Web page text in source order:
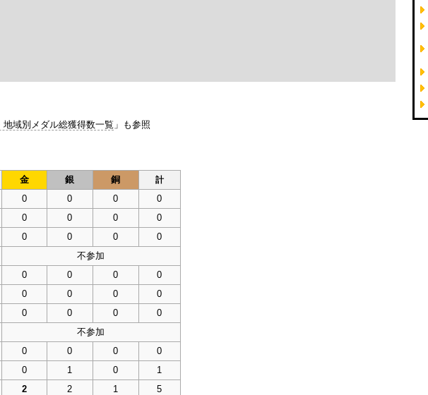
域別メダル総獲得数一覧 」も参照
金 銀 銅 計
0 0 0
0
0 0 0
0
0 0 0
0
不参加
0 0 0
0
0 0 0
0
0 0 0
0
不参加
0 0 0
0
0 1 0
1
2 2 1
5